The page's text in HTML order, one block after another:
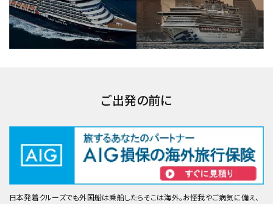
ご出発の前に
日本発着クルーズでも外国船は乗船したらそこは海外。お怪我やご病気に備え、